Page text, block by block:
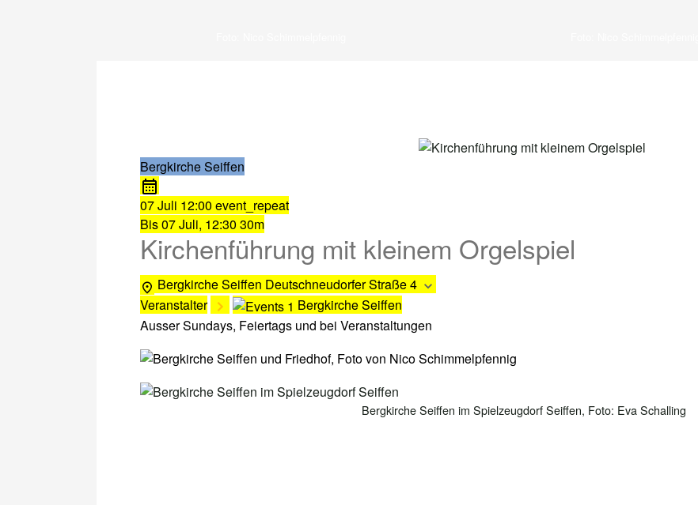
Bergkirche Seiffen
07 Juli 12:00 event_repeat
Bis07 Juli, 12:30 30m
Kirchenführung mit kleinem Orgelspiel
Bergkirche Seiffen Deutschneudorfer Straße 4
Veranstalter
Bergkirche Seiffen
Ausser Sundays, Feiertags und bei Veranstaltungen
Bergkirche Seiffen im Spielzeugdorf Seiffen, Foto: Eva Schalling